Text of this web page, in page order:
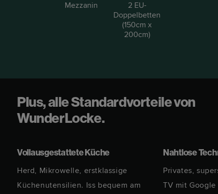
Mezzanin
2 EU-
Doppelbetten
(150cm x
200cm)
Plus, alle Standardvorteile von
WunderLocke.
Vollausgestattete Küche
Herd, Mikrowelle, erstklassige
Küchenutensilien. Iss bequem am
Nahtlose
Privates,
TV mit